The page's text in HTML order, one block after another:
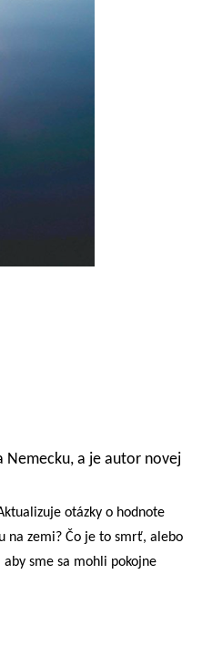
Nemecku, a je autor novej
otázky o hodnote
na zemi? Čo je to smrť, alebo
sme sa mohli pokojne